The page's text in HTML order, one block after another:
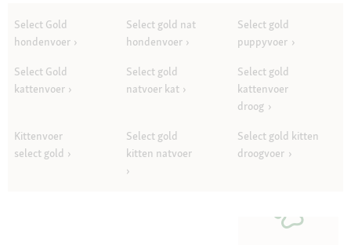
Select Gold
hondenvoer
Select gold nat
hondenvoer
Select gold
puppyvoer
Select Gold
kattenvoer
Select gold
natvoer kat
Select gold
kattenvoer
droog
Kittenvoer
select gold
Select gold
kitten natvoer
Select gold kitten
droogvoer